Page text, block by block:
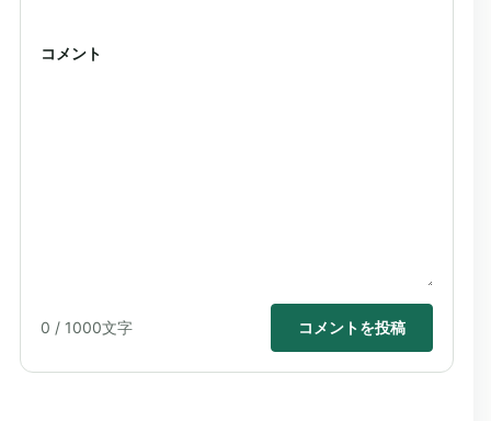
コメント
0 / 1000文字 コメントを投稿